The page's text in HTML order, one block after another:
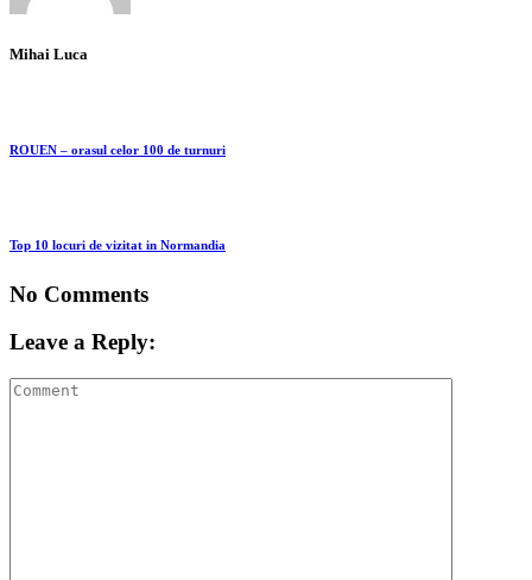
Mihai Luca
ROUEN – orasul celor 100 de turnuri
Top 10 locuri de vizitat in Normandia
No Comments
Leave a Reply: